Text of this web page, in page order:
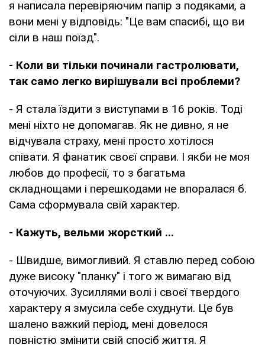
я написала перевіряючим папір з подяками, а
вони мені у відповідь: "Це вам спасибі, що ви
сіли в наш поїзд".
- Коли ви тільки починали гастролювати,
так само легко вирішували всі проблеми?
- Я стала їздити з виступами в 16 років. Тоді
мені ніхто не допомагав. Як не дивно, я не
відчувала страху, мені просто хотілося
співати. Я фанатик своєї справи. І якби не моя
любов до професії, то з багатьма
складнощами і перешкодами не впоралася б.
Сама сформувала свій характер.
- Кажуть, вельми жорсткий ...
- Швидше, вимогливий. Я ставлю перед собою
дуже високу "планку" і того ж вимагаю від
оточуючих. Зусиллями волі і своєї твердого
характеру я змусила себе схуднути. Це був
шалено важкий період, мені довелося
повністю змінити свій спосіб життя. Я